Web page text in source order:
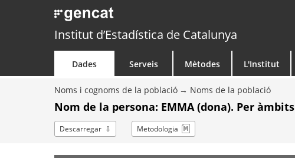
Institut d’Estadística de Catalunya
Dades Serveis Mètodes L'Institut
Noms i cognoms de la població Noms de la població
Nom de la persona: EMMA (dona). Per àmbits
Descarregar Metodologia